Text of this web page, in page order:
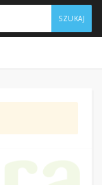
SZUKAJ